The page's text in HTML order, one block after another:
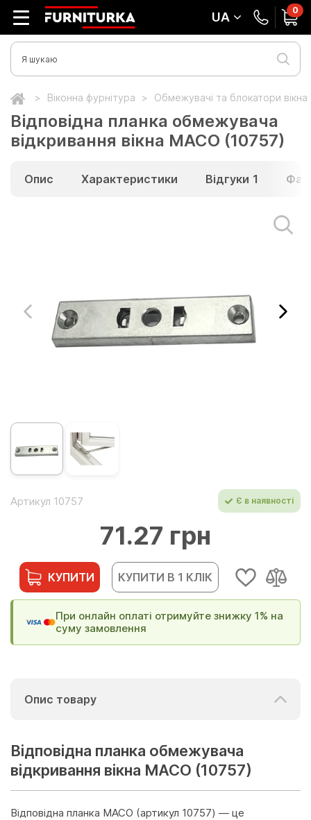
UA 0
Віконна фурнітура Обмежувачі та блокатори вікна
Відповідна планка обмежувача
відкривання вікна MACO (10757)
Опис Характеристики Відгуки 1
Артикул 10757 Є в наявності
71.27 грн
КУПИТИ КУПИТИ В 1 КЛІК
При онлайн оплаті отримуйте знижку 1% на
суму замовлення
Опис товару
Відповідна планка обмежувача
відкривання вікна MACO (10757)
Відповідна планка MACO (артикул 10757) — це